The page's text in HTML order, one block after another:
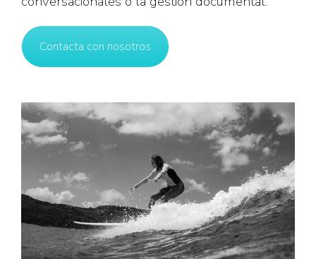
Contacta con nosotros